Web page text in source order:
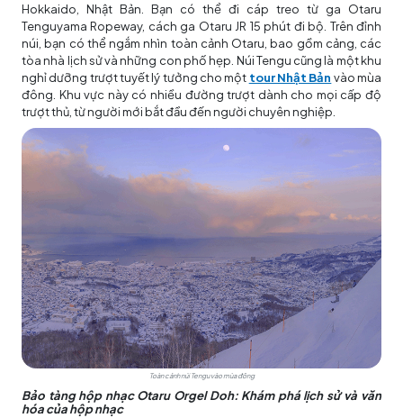
Hokkaido, Nhật Bản. Bạn có thể đi cáp treo từ ga Otaru
Tenguyama Ropeway, cách ga Otaru JR 15 phút đi bộ. Trên đỉnh
núi, bạn có thể ngắm nhìn toàn cảnh Otaru, bao gồm cảng, các
tòa nhà lịch sử và những con phố hẹp. Núi Tengu cũng là một khu
nghỉ dưỡng trượt tuyết lý tưởng cho một tour Nhật Bản vào mùa
đông. Khu vực này có nhiều đường trượt dành cho mọi cấp độ
trượt thủ, từ người mới bắt đầu đến người chuyên nghiệp.
Toàn cảnh núi Tengu vào mùa đông
Bảo tàng hộp nhạc Otaru Orgel Doh: Khám phá lịch sử và văn
hóa của hộp nhạc